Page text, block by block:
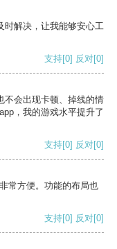
时解决，让我能够安心工
支持[0] 反对[0]
不会出现卡顿、掉线的情
，我的游戏水平提升了
支持[0] 反对[0]
常方便。功能的布局也
支持[0] 反对[0]